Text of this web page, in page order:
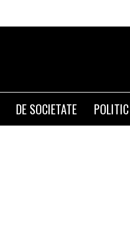
DE SOCIETATE POLITIC